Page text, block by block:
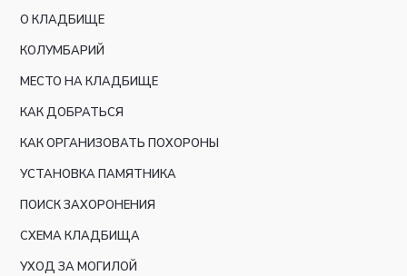
О КЛАДБИЩЕ
КОЛУМБАРИЙ
МЕСТО НА КЛАДБИЩЕ
КАК ДОБРАТЬСЯ
КАК ОРГАНИЗОВАТЬ ПОХОРОНЫ
УСТАНОВКА ПАМЯТНИКА
ПОИСК ЗАХОРОНЕНИЯ
СХЕМА КЛАДБИЩА
УХОД ЗА МОГИЛОЙ